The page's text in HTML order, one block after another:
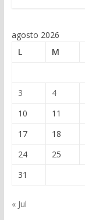
agosto 2026
L
M
3
4
10
11
17
18
24
25
31
« Jul